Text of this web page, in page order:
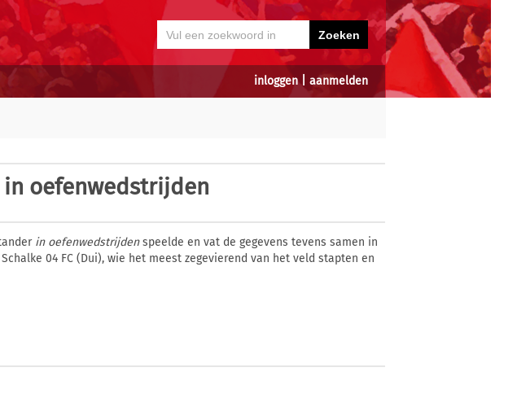
inloggen| aanmelden
in oefenwedstrijden
in oefenwedstrijdenspeelde en vat de gegevens tevens samen in
04 FC (Dui), wie het meest zegevierend van het veld stapten en